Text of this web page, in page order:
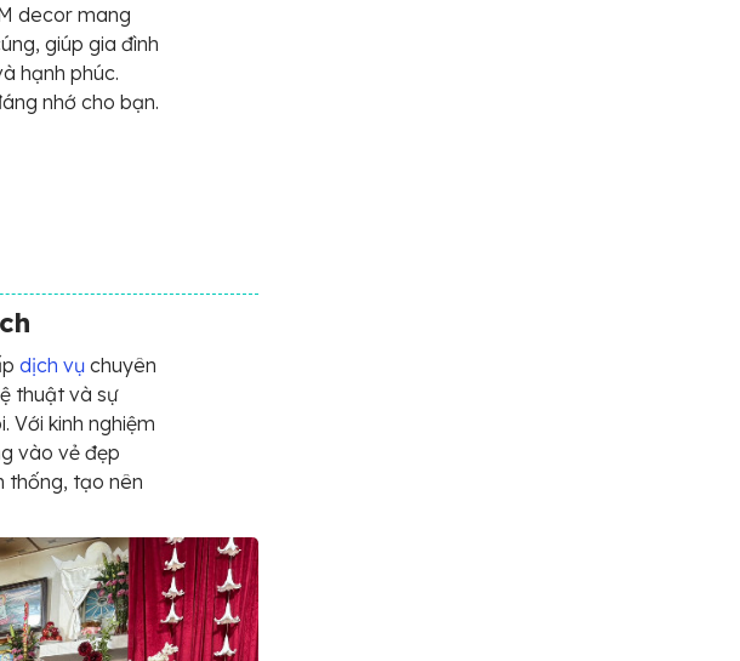
decor mang
giúp gia đình
hạnh phúc.
nhớ cho bạn.
dịch vụ chuyên
thuật và sự
Với kinh nghiệm
vào vẻ đẹp
thống, tạo nên